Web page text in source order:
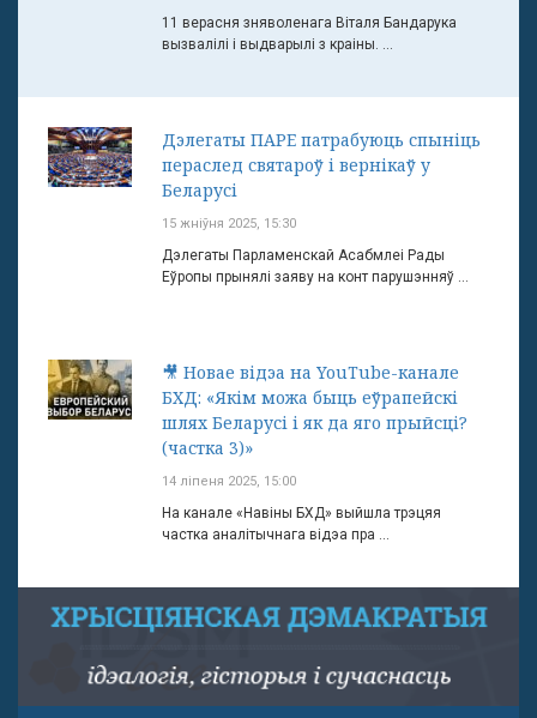
11 верасня зняволенага Віталя Бандарука
вызвалілі і выдварылі з краіны. ...
Дэлегаты ПАРЕ патрабуюць спыніць
пераслед святароў і вернікаў у
Беларусі
15 жніўня 2025, 15:30
Дэлегаты Парламенскай Асабмлеі Рады
Еўропы прынялі заяву на конт парушэнняў ...
🎥 Новае відэа на YouTube-канале
БХД: «Якім можа быць еўрапейскі
шлях Беларусі і як да яго прыйсці?
(частка 3)»
14 ліпеня 2025, 15:00
На канале «Навіны БХД» выйшла трэцяя
частка аналітычнага відэа пра ...